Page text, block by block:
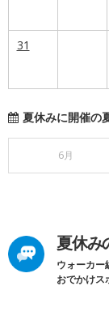
31
夏休みに開催の
6月
夏休み
ウォーカー
おでかけス